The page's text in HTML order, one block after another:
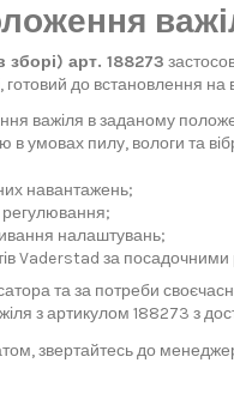
арт. 188273
готовий до встановлення на
важіля в заданому
в умовах пилу, вологи та
навантажень;
регулювання;
налаштувань;
Vaderstad за посадочними
та за потреби
з артикулом 188273 з
звертайтесь до